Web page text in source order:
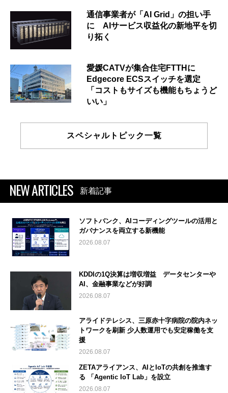
通信事業者が「AI Grid」の担い手
に AIサービス収益化の新地平を切
り拓く
愛媛CATVが集合住宅FTTHに
Edgecore ECSスイッチを選定
「コストもサイズも機能もちょうど
いい」
スペシャルトピック一覧
NEW ARTICLES 新着記事
ソフトバンク、AIコーディングツールの活用と
ガバナンスを両立する新機能
2026.08.07
KDDIの1Q決算は増収増益 データセンターや
AI、金融事業などが好調
2026.08.07
アライドテレシス、三原赤十字病院の院内ネッ
トワークを刷新 少人数運用でも安定稼働を支
援
2026.08.07
ZETAアライアンス、AIとIoTの共創を推進す
る 「Agentic IoT Lab」を設立
2026.08.07